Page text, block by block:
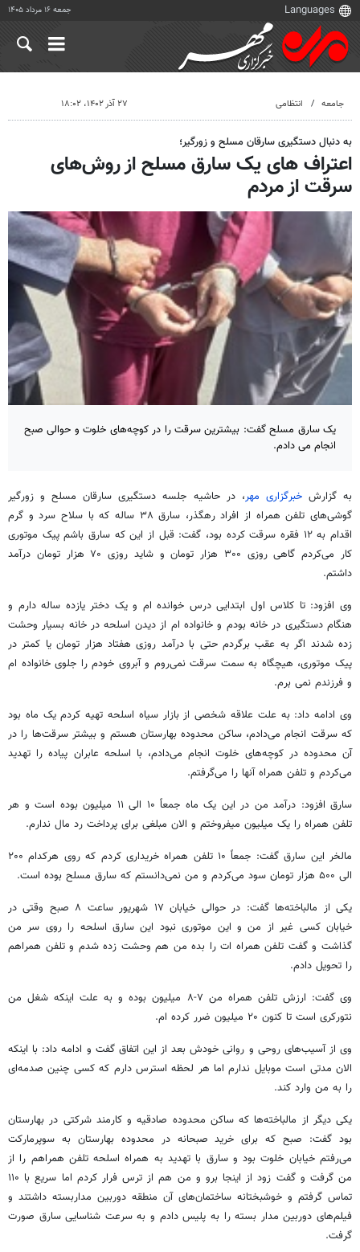
جمعه ۱۶ مرداد ۱۴۰۵
جامعه انتظامی ۲۷ آذر ۱۴۰۲، ۱۸:۰۲
به دنبال دستگیری سارقان مسلح و زورگیر؛
اعتراف های یک سارق مسلح از روش‌های
سرقت از مردم
یک سارق مسلح گفت: بیشترین سرقت را در کوچه‌های خلوت و حوالی صبح
انجام می دادم.
به گزارش خبرگزاری مهر، در حاشیه جلسه دستگیری سارقان مسلح و زورگیر
گوشی‌های تلفن همراه از افراد رهگذر، سارق ۳۸ ساله که با سلاح سرد و گرم
اقدام به ۱۲ فقره سرقت کرده بود، گفت: قبل از این که سارق باشم پیک موتوری
کار می‌کردم گاهی روزی ۳۰۰ هزار تومان و شاید روزی ۷۰ هزار تومان درآمد
داشتم.
وی افزود: تا کلاس اول ابتدایی درس خوانده ام و یک دختر یازده ساله دارم و
هنگام دستگیری در خانه بودم و خانواده ام از دیدن اسلحه در خانه بسیار وحشت
زده شدند اگر به عقب برگردم حتی با درآمد روزی هفتاد هزار تومان یا کمتر در
پیک موتوری، هیچگاه به سمت سرقت نمی‌روم و آبروی خودم را جلوی خانواده ام
و فرزندم نمی برم.
وی ادامه داد: به علت علاقه شخصی از بازار سیاه اسلحه تهیه کردم یک ماه بود
که سرقت انجام می‌دادم، ساکن محدوده بهارستان هستم و بیشتر سرقت‌ها را در
آن محدوده در کوچه‌های خلوت انجام می‌دادم، با اسلحه عابران پیاده را تهدید
می‌کردم و تلفن همراه آنها را می‌گرفتم.
سارق افزود: درآمد من در این یک ماه جمعاً ۱۰ الی ۱۱ میلیون بوده است و هر
تلفن همراه را یک میلیون میفروختم و الان مبلغی برای پرداخت رد مال ندارم.
مالخر
این سارق گفت: جمعاً ۱۰ تلفن همراه خریداری کردم که روی هرکدام ۲۰۰
الی ۵۰۰ هزار تومان سود می‌کردم و من نمی‌دانستم که سارق مسلح بوده است.
یکی از مالباخته‌ها گفت: در حوالی خیابان ۱۷ شهریور ساعت ۸ صبح وقتی در
خیابان کسی غیر از من و این موتوری نبود این سارق اسلحه را روی سر من
گذاشت و گفت تلفن همراه اترا بدهمن هم وحشت زده شدم و تلفن همراهم
را تحویل دادم.
وی گفت: ارزش تلفن همراه من ۷-۸ میلیون بوده و به علت اینکه شغل من
نتورکری است تا کنون ۲۰ میلیون ضرر کرده ام.
وی از آسیب‌های روحی و روانی خودش بعد از این اتفاق گفت و ادامه داد: با اینکه
الان مدتی است موبایل ندارم اما هر لحظه استرس دارم که کسی چنین صدمه‌ای
را به من وارد کند.
یکی دیگر از مالباخته‌ها که ساکن محدوده صادقیه و کارمند شرکتی در بهارستان
بود گفت: صبح که برای خرید صبحانه در محدوده بهارستان به سوپرمارکت
می‌رفتم خیابان خلوت بود و سارق با تهدید به همراه اسلحه تلفن همراهم را از
من گرفت و گفت زود از اینجا برو و من هم از ترس فرار کردم اما سریع با ۱۱۰
تماس گرفتم و خوشبختانه ساختمان‌های آن منطقه دوربین مداربسته داشتند و
فیلم‌های دوربین مدار بسته را به پلیس دادم و به سرعت شناسایی سارق صورت
گرفت.